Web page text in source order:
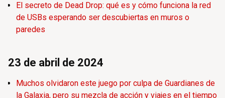
El secreto de Dead Drop: qué es y cómo funciona la red
de USBs esperando ser descubiertas en muros o
paredes
23 de abril de 2024
Muchos olvidaron este juego por culpa de Guardianes de
la Galaxia, pero su mezcla de acción y viajes en el tiempo